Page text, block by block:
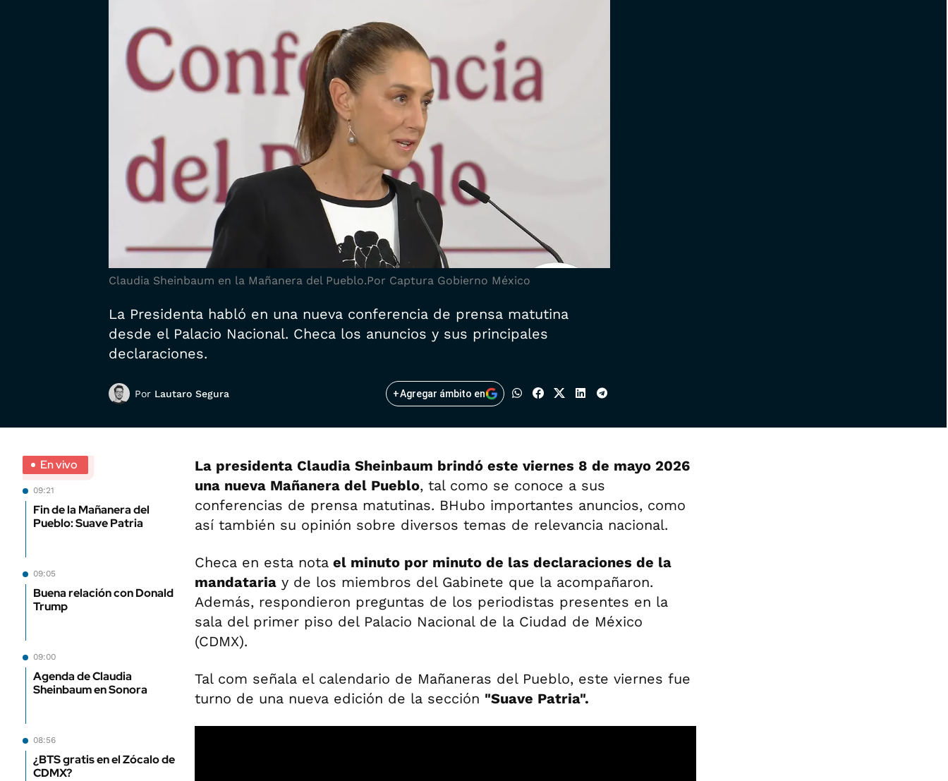
Claudia Sheinbaum en la Mañanera del Pueblo.Por Captura Gobierno México
La Presidenta habló en una nueva conferencia de prensa matutina
desde el Palacio Nacional. Checa los anuncios y sus principales
declaraciones.
Por Lautaro Segura +Agregar ámbito en
En vivo
09:21
Fin de la Mañanera del
Pueblo: Suave Patria
09:05
Buena relación con Donald
Trump
09:00
Agenda de Claudia
Sheinbaum en Sonora
08:56
¿BTS gratis en el Zócalo de
CDMX?
La presidenta Claudia Sheinbaum brindó este viernes 8 de mayo 2026
una nueva Mañanera del Pueblo, tal como se conoce a sus
conferencias de prensa matutinas. BHubo importantes anuncios, como
así también su opinión sobre diversos temas de relevancia nacional.
Checa en esta notael minuto por minuto de las declaraciones de la
mandatariay de los miembros del Gabinete que la acompañaron.
Además, respondieron preguntas de los periodistas presentes en la
sala del primer piso del Palacio Nacional de la Ciudad de México
(CDMX).
Tal com señala el calendario de Mañaneras del Pueblo, este viernes fue
turno de una nueva edición de la sección "Suave Patria".